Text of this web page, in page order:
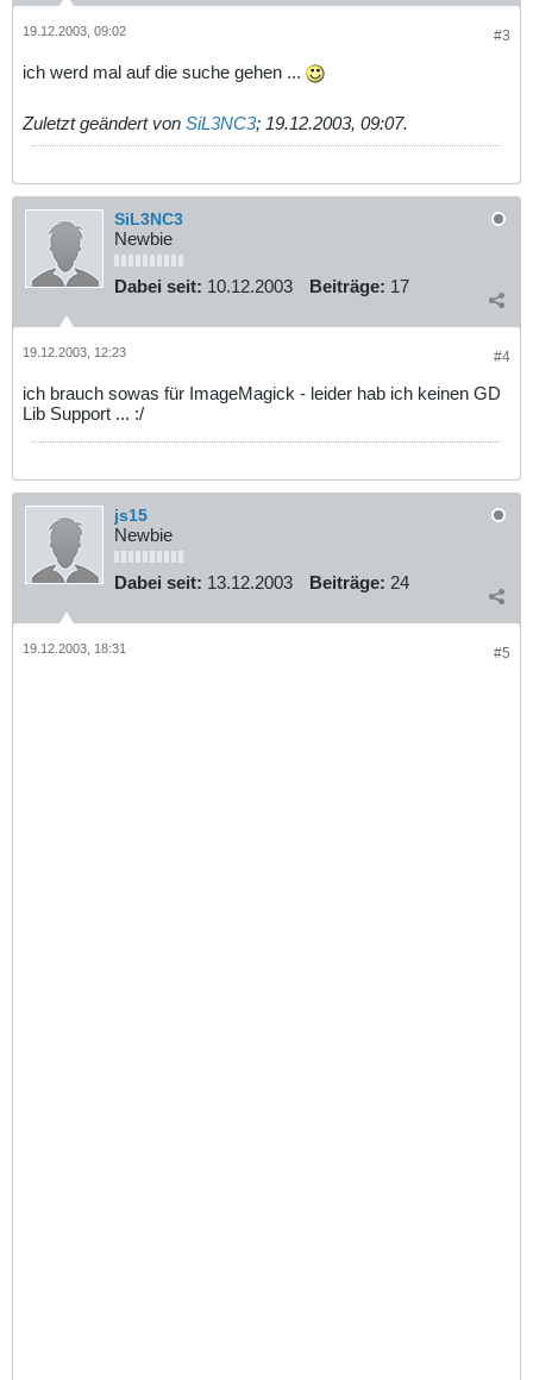
#3
19.12.2003, 09:02
ich werd mal auf die suche gehen ...
Zuletzt geändert von SiL3NC3; 19.12.2003, 09:07.
SiL3NC3
Newbie
Dabei seit: 10.12.2003 Beiträge: 17
#4
19.12.2003, 12:23
ich brauch sowas für ImageMagick - leider hab ich keinen GD
Lib Support ... :/
js15
Newbie
Dabei seit: 13.12.2003 Beiträge: 24
#5
19.12.2003, 18:31